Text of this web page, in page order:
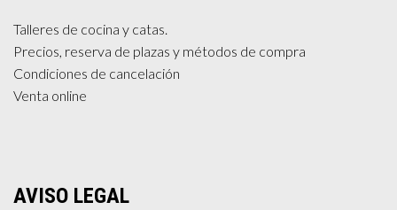
Talleres de cocina y catas.
Precios, reserva de plazas y métodos de compra
Condiciones de cancelación
Venta online
AVISO LEGAL